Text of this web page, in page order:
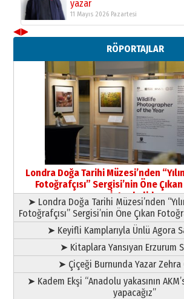
yazar
11 Mayıs 2026 Pazartesi
Neşat YALÇIN
Paranın Aile Kültüründeki Yeri
03 Ağustos 2026 Pazartesi
Yıldırım Gündoğdu
HAVVA’NIN ÜÇ KIZI
09 Temmuz 2026 Perşembe
Yusuf POLAT
Şampiyonluk Sebahattin
yazar
11 Mayıs 2026 Pazartesi
◀▶
RÖPORTAJLAR
Londra Doğa Tarihi Müzesi’nden
Fotoğrafçısı” Sergisi’nin Öne
İstanbul’da
➤ Londra Doğa Tarihi Müzesi’nden
Fotoğrafçısı” Sergisi’nin Öne Çıkan
➤ Keyifli Kamplarıyla Ünlü Agora
➤ Kitaplara Yansıyan Erzurum
➤ Çiçeği Burnunda Yazar Zehra
➤ Kadem Ekşi “Anadolu yakasının
yapacağız”